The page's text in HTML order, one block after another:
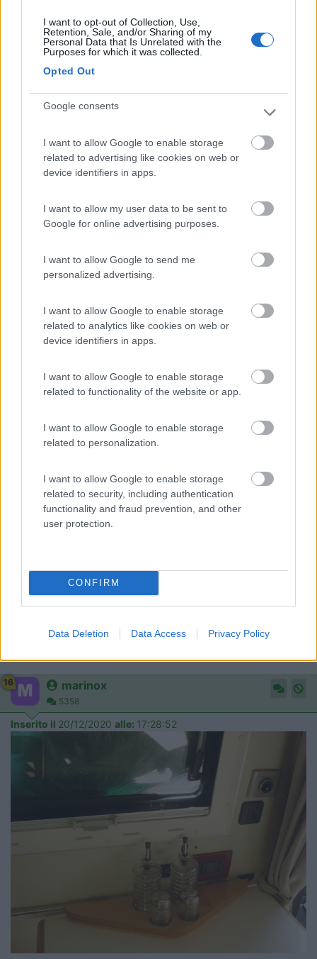
I want to opt-out of Collection, Use,
Retention, Sale, and/or Sharing of my
Personal Data that Is Unrelated with the
Purposes for which it was collected.
Opted Out
Google consents
I want to allow Google to enable storage
related to advertising like cookies on web or
device identifiers in apps.
I want to allow my user data to be sent to
Google for online advertising purposes.
I want to allow Google to send me
personalized advertising.
I want to allow Google to enable storage
related to analytics like cookies on web or
device identifiers in apps.
I want to allow Google to enable storage
related to functionality of the website or app.
I want to allow Google to enable storage
related to personalization.
I want to allow Google to enable storage
related to security, including authentication
functionality and fraud prevention, and other
user protection.
CONFIRM
Data Deletion Data Access Privacy Policy
alloggiata in un armadietto con alla base una
composito(sandwich di 2 strati di compensato, con in mezzo
una lastra dipoliuretano azzurroda 35 mm) con dei tondi
della dimensione di bottiglie, tazze e bicchieri. Le bottiglie di
olio, aceto, vino e liquori sono inoltre tenute ferme con delle
bande regolabili invelcroche le tengono addossate alle pareti
dell'armadietto. L'armadietto
La riserva di olio (almeno 2 litri per viaggi di un mese o più) sta
doppio pavimento
insieme alle altre riserve
alimentari (pasta, pomodoro, scatolette, caffè, ...) in basse
cassette (h=10 cm, 40x60 cm²) con tutto a vista a colpo
faccio le fotocol telefonino, così so esattamente di cosa consta
la riserva alimentare.
Aceto, sale, zucchero rimangono in permanenza sul camper.
(olio, caffè, tè, farine, erbette, liquori, ...) vanno e
Ciao da Dash
più... (DASH)
Fermiamoci un attimo, arriveremo prima (proverbio Tuareg) ‹(•¿•)›‹(•¿•)›
Se l'evoluzione ci ha dato 2 orecchie e una bocca, significa che dobbiamo tutti
Modificato da Dash il 20/12/2020 alle 13:43:17
16 marinox
5358
Inserito il 20/12/2020 alle: 17:28:52